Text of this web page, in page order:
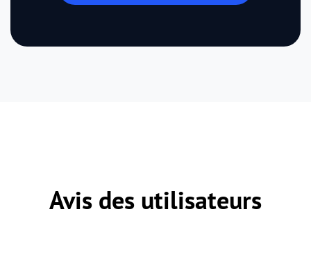
Avis des utilisateurs